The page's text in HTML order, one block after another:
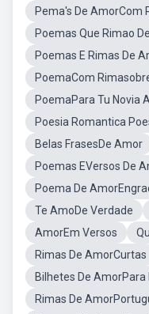
Pema's De AmorCom
Poemas Que Rimao
Poemas E Rimas De
PoemaCom
PoemaPara Tu Novia
Poesia Romantica
Belas FrasesDe Amor
Poemas EVersos De
Poema De
Te AmoDe Verdade
AmorEm Versos
Rimas De AmorCurtas
Bilhetes De
Rimas De